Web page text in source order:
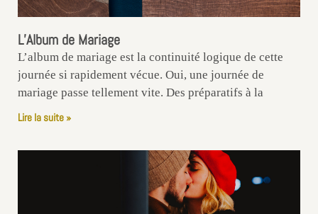
L’Album de Mariage
L’album de mariage est la continuité logique de cette
journée si rapidement vécue. Oui, une journée de
mariage passe tellement vite. Des préparatifs à la
Lire la suite »